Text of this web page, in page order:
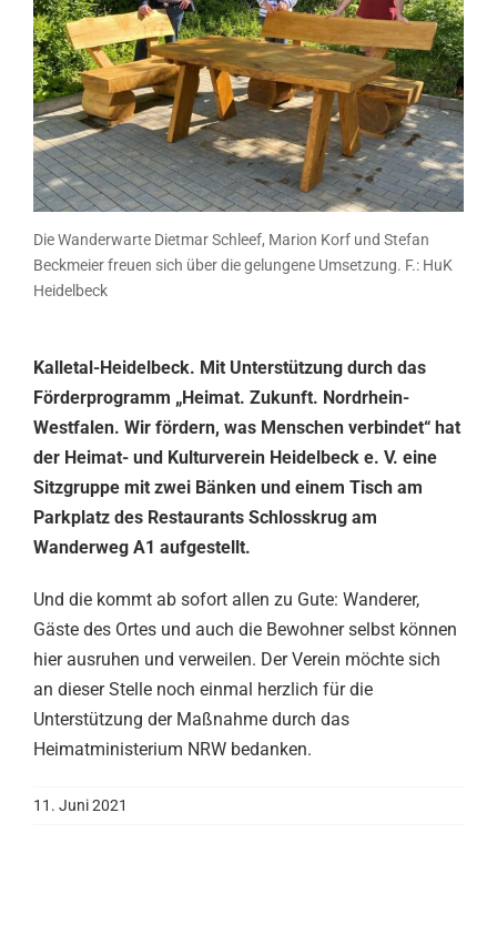
Die Wanderwarte Dietmar Schleef, Marion Korf und Stefan
Beckmeier freuen sich über die gelungene Umsetzung. F.: HuK
Heidelbeck
Kalletal-Heidelbeck. Mit Unterstützung durch das
Förderprogramm „Heimat. Zukunft. Nordrhein-
Westfalen. Wir fördern, was Menschen verbindet“ hat
der Heimat- und Kulturverein Heidelbeck e. V. eine
Sitzgruppe mit zwei Bänken und einem Tisch am
Parkplatz des Restaurants Schlosskrug am
Wanderweg A1 aufgestellt.
Und die kommt ab sofort allen zu Gute: Wanderer,
Gäste des Ortes und auch die Bewohner selbst können
hier ausruhen und verweilen. Der Verein möchte sich
an dieser Stelle noch einmal herzlich für die
Unterstützung der Maßnahme durch das
Heimatministerium NRW bedanken.
11. Juni 2021